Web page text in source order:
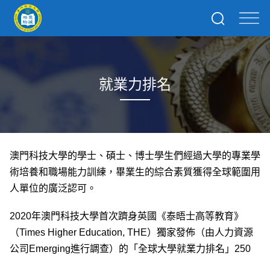
就業力排名
澳門科技大學的學士、碩士、博士學生們經過大學的專業學
術培養和職場能力訓練，畢業生的綜合素質獲得全球範圍用
人單位的廣泛認可。
2020年澳門科技大學首次躋身英國《泰晤士高等教育》
（Times Higher Education, THE）獨家發佈（由人力資源
公司Emerging進行調查）的「全球大學就業力排名」250